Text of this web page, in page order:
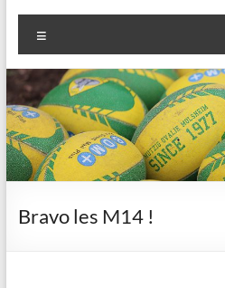
Bravo les M14 !